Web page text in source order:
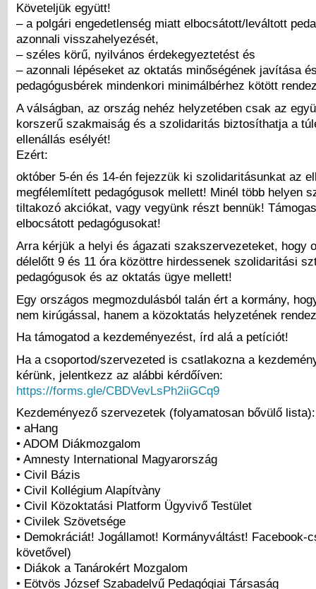
Követeljük együtt!
– a polgári engedetlenség miatt elbocsátott/leváltott
azonnali visszahelyezését,
– széles körű, nyilvános érdekegyeztetést és
– azonnali lépéseket az oktatás minőségének javítása
pedagógusbérek mindenkori minimálbérhez kötött
A válságban, az ország nehéz helyzetében csak az
korszerű szakmaiság és a szolidaritás biztosíthatja a
ellenállás esélyét!
Ezért:
október 5-én és 14-én fejezzük ki szolidaritásunkat az
megfélemlített pedagógusok mellett! Minél több helyen
tiltakozó akciókat, vagy vegyünk részt bennük!
elbocsátott pedagógusokat!
Arra kérjük a helyi és ágazati szakszervezeteket, hogy
délelőtt 9 és 11 óra közöttre hirdessenek szolidaritási
pedagógusok és az oktatás ügye mellett!
Egy országos megmozdulásból talán ért a kormány,
nem kirúgással, hanem a közoktatás helyzetének
Ha támogatod a kezdeményezést, írd alá a petíciót!
Ha a csoportod/szervezeted is csatlakozna a
kérünk, jelentkezz az alábbi kérdőíven:
https://forms.gle/CBDVevLsPh2iiGCq9
Kezdeményező szervezetek (folyamatosan bővülő lista):
• aHang
• ADOM Diákmozgalom
• Amnesty International Magyarország
• Civil Bázis
• Civil Kollégium Alapítvàny
• Civil Közoktatási Platform Ügyvivő Testület
• Civilek Szövetsége
• Demokráciát! Jogállamot! Kormányváltást! Facebook-
követővel)
• Diákok a Tanárokért Mozgalom
• Eötvös József Szabadelvű Pedagógiai Társaság